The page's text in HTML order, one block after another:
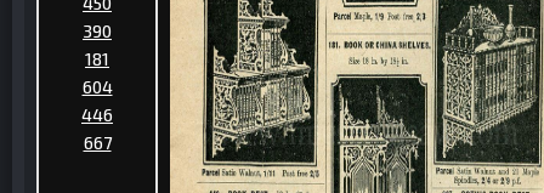
390
181
604
446
667